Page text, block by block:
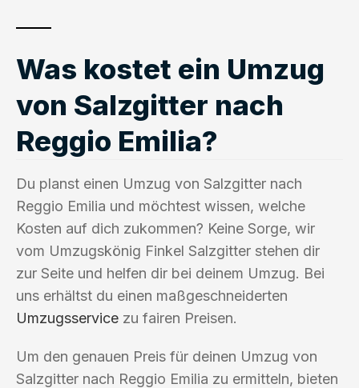
Was kostet ein Umzug
von Salzgitter nach
Reggio Emilia?
Du planst einen Umzug von Salzgitter nach
Reggio Emilia und möchtest wissen, welche
Kosten auf dich zukommen? Keine Sorge, wir
vom Umzugskönig Finkel Salzgitter stehen dir
zur Seite und helfen dir bei deinem Umzug. Bei
uns erhältst du einen maßgeschneiderten
Umzugsservice zu fairen Preisen.
Um den genauen Preis für deinen Umzug von
Salzgitter nach Reggio Emilia zu ermitteln, bieten